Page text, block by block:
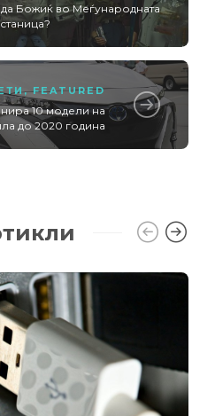
Божиќ во Меѓународната
,FEATURED
10 модели на
до 2020 година